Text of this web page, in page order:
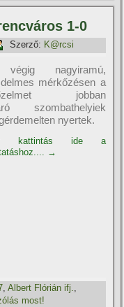
1-0
Szerző: K@rcsi
nagyiramú,
mérkőzésen a
jobban
szombathelyiek
nyertek.
kattintás ide a
→
,Albert Flórián ifj.,
most!